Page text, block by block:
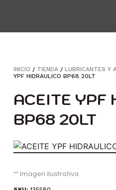
INICIO / TIENDA / LUBRICANTES Y
YPF HIDRAULICO BP68 20LT
ACEITE YPF
BP68 20LT
** Imagen ilustrativa